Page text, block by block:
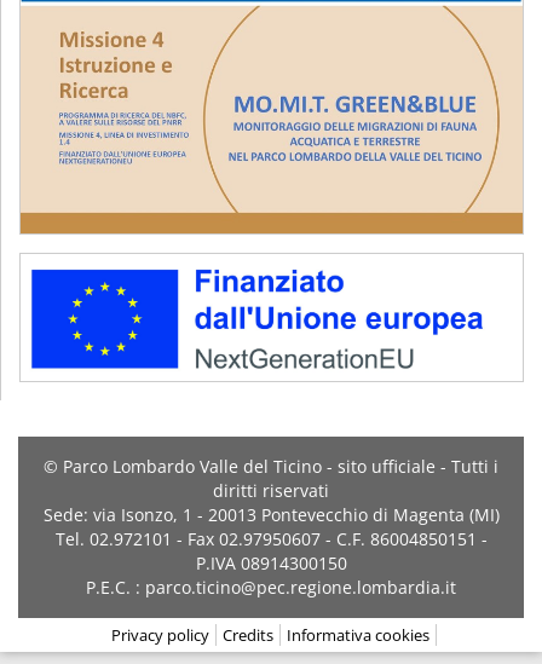
© Parco Lombardo Valle del Ticino - sito ufficiale - Tutti i
diritti riservati
Sede: via Isonzo, 1 - 20013 Pontevecchio di Magenta (MI)
Tel. 02.972101 - Fax 02.97950607 - C.F. 86004850151 -
P.IVA 08914300150
P.E.C. : parco.ticino@pec.regione.lombardia.it
Privacy policy Credits Informativa cookies